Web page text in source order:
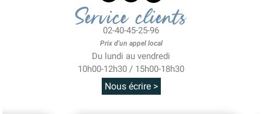
Service clients
02-40-45-25-96
Prix d'un appel local
Du lundi au vendredi
10h00-12h30 / 15h00-18h30
Nous écrire >